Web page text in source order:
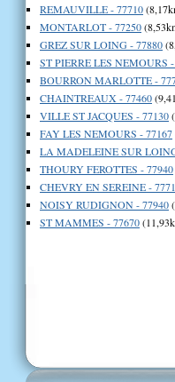
REMAUVILLE - 77710
MONTARLOT - 77250
GREZ SUR LOING - 77880
ST PIERRE LES NEMOURS
BOURRON MARLOTTE -
CHAINTREAUX - 77460
VILLE ST JACQUES - 77130
FAY LES NEMOURS - 77167
LA MADELEINE SUR
THOURY FEROTTES - 77940
CHEVRY EN SEREINE -
NOISY RUDIGNON - 77940
ST MAMMES - 77670